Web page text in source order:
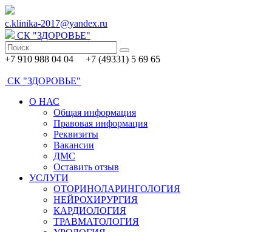
c.klinika-2017@yandex.ru
СК "ЗДОРОВЬЕ"
+7 910 988 04 04 +7 (49331) 5 69 65
СК "ЗДОРОВЬЕ"
О НАС
Общая информация
Правовая информация
Реквизиты
Вакансии
ДМС
Оставить отзыв
УСЛУГИ
ОТОРИНОЛАРИНГОЛОГИЯ
НЕЙРОХИРУРГИЯ
КАРДИОЛОГИЯ
ТРАВМАТОЛОГИЯ